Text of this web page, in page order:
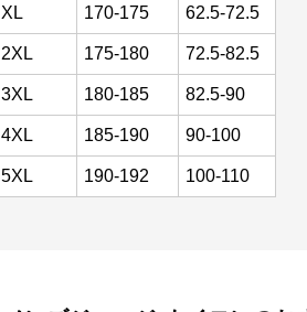
XL 170-175 62.5-72.5
2XL 175-180 72.5-82.5
3XL 180-185 82.5-90
4XL 185-190 90-100
5XL 190-192 100-110